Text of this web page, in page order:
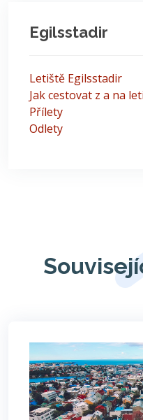
Egilsstadir
Letiště Egilsstadir
Jak cestovat z a na
Přílety
Odlety